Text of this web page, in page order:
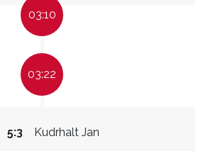
03:10
03:22
Kudrhalt Jan
5:3